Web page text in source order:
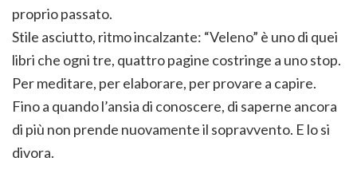
proprio passato.
Stile asciutto, ritmo incalzante: “Veleno” è uno di quei
libri che ogni tre, quattro pagine costringe a uno stop.
Per meditare, per elaborare, per provare a capire.
Fino a quando l’ansia di conoscere, di saperne ancora
di più non prende nuovamente il sopravvento. E lo si
divora.